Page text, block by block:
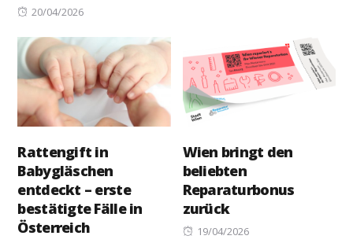
Posted
20/04/2026
Rattengift in
Babygläschen
entdeckt – erste
bestätigte Fälle in
Österreich
Wien bringt den
beliebten
Reparaturbonus
zurück
Posted
19/04/2026